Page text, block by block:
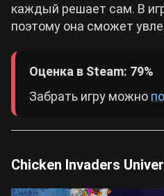
каждый решает сам. В
поэтому она сможет
Оценка в Steam: 79%
Забрать игру можно
Chicken Invaders